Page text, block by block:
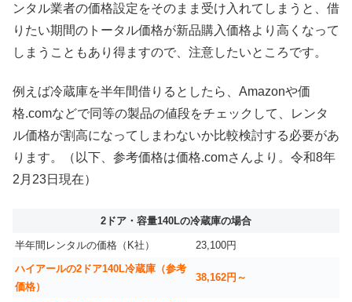
ンタル業者の価格設定をそのまま受け入れてしまうと、借
りたい期間のトータル価格が新品購入価格より高くなって
しまうこともあり得ますので、注意したいところです。
例えば冷蔵庫を半年間借りるとしたら、Amazonや価
格.comなどで同等の製品の値段をチェックして、レンタ
ル価格が割高になってしまわないか比較検討する必要があ
ります。（以下、参考価格は価格.comさんより。令和8年
2月23日現在）
2ドア・容量140Lの冷蔵庫の場合
半年間レンタルの価格（K社）
23,100円
ハイアールの2ドア140L冷蔵庫（参考
価格）
38,162円～